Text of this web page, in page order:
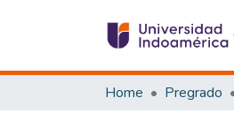
Home Pregrado